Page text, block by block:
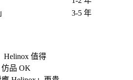
」 3-5 年
Helinox 值得
仿品 OK